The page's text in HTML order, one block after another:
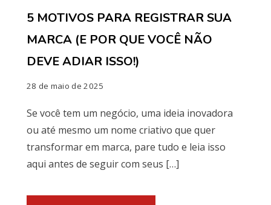
5 MOTIVOS PARA REGISTRAR SUA
MARCA (E POR QUE VOCÊ NÃO
DEVE ADIAR ISSO!)
28 de maio de 2025
Se você tem um negócio, uma ideia inovadora
ou até mesmo um nome criativo que quer
transformar em marca, pare tudo e leia isso
aqui antes de seguir com seus […]